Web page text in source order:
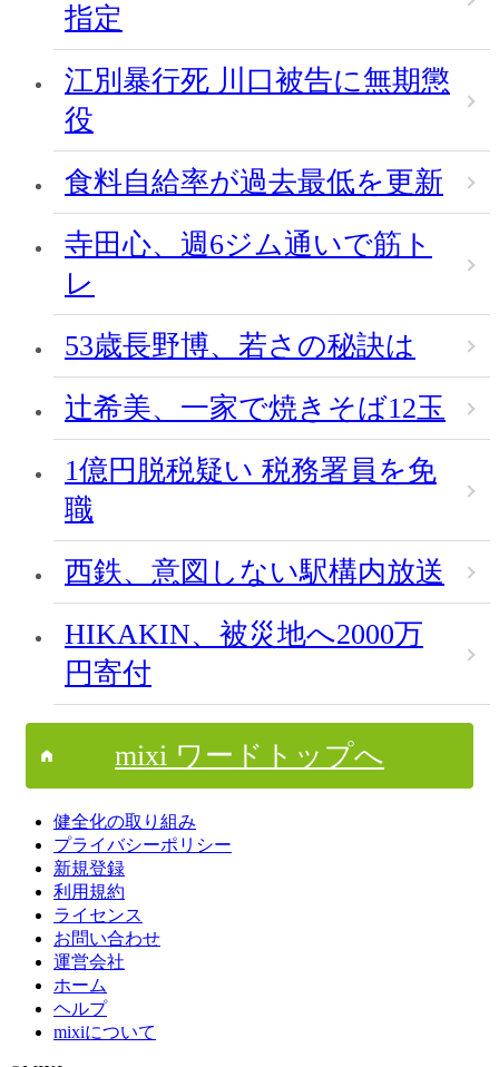
指定
江別暴行死 川口被告に無期懲
役
食料自給率が過去最低を更新
寺田心、週6ジム通いで筋ト
レ
53歳長野博、若さの秘訣は
辻希美、一家で焼きそば12玉
1億円脱税疑い 税務署員を免
職
西鉄、意図しない駅構内放送
HIKAKIN、被災地へ2000万
円寄付
mixi ワードトップへ
健全化の取り組み
プライバシーポリシー
新規登録
利用規約
ライセンス
お問い合わせ
運営会社
ホーム
ヘルプ
mixiについて